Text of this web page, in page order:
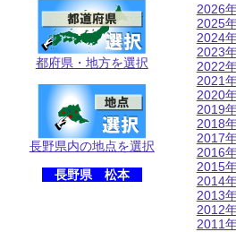
都府県・地方を選択
長野県内の地点を選択
長野県 松本
2026
2025
2024
2023
2022
2021
2020
2019
2018
2017
2016
2015
2014
2013
2012
2011